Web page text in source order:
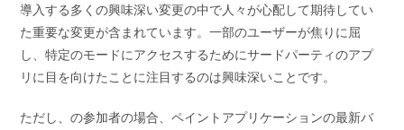
導入する多くの興味深い変更の中で人々が心配して期待してい
た重要な変更が含まれています。一部のユーザーが焦りに屈
し、特定のモードにアクセスするためにサードパーティのアプ
リに目を向けたことに注目するのは興味深いことです。
ただし、の参加者の場合、ペイントアプリケーションの最新バ